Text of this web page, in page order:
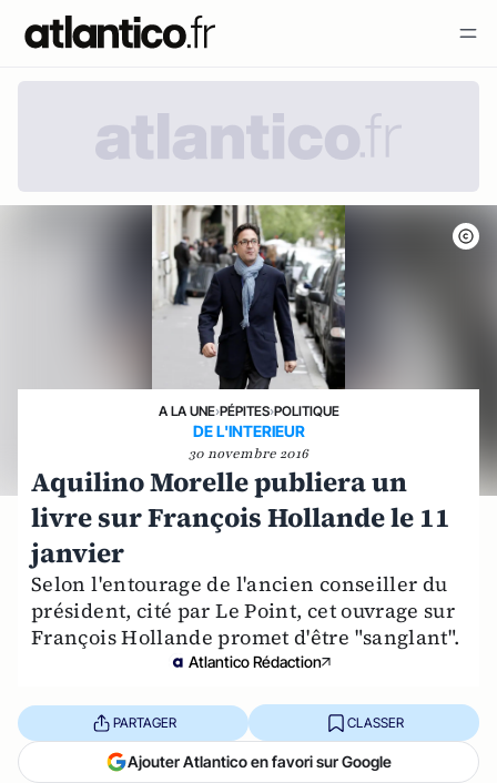
A LA UNE›PÉPITES›POLITIQUE
DE L'INTERIEUR
30 novembre 2016
Aquilino Morelle publiera un
livre sur François Hollande le 11
janvier
Selon l'entourage de l'ancien conseiller du
président, cité par Le Point, cet ouvrage sur
François Hollande promet d'être "sanglant".
Atlantico Rédaction
PARTAGER CLASSER
Ajouter Atlantico en favori sur Google